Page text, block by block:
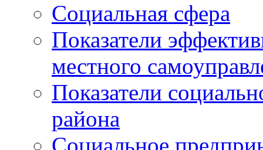
Социальная сфера
Показатели
местного
Показатели
района